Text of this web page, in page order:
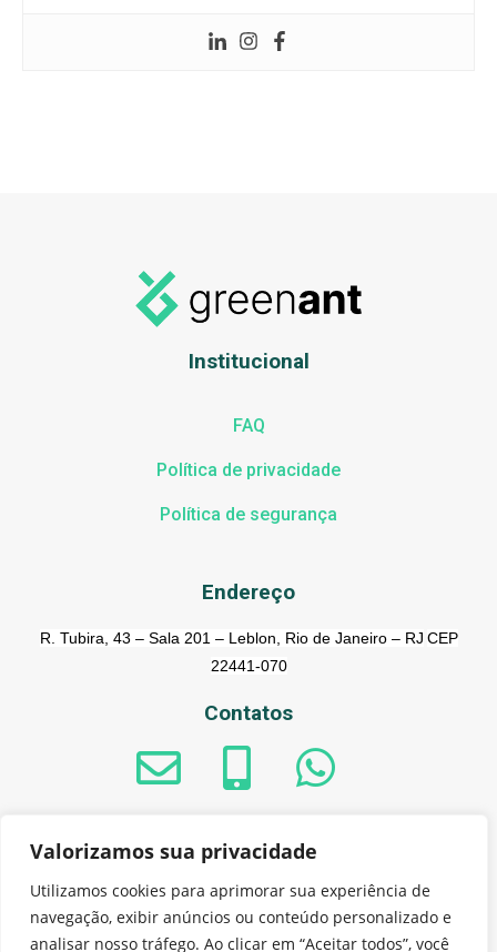
Valorizamos sua privacidade
Utilizamos cookies para aprimorar sua experiência de
navegação, exibir anúncios ou conteúdo personalizado e
analisar nosso tráfego. Ao clicar em “Aceitar todos”, você
Institucional
FAQ
Política de privacidade
Política de segurança
Endereço
R. Tubira, 43 – Sala 201 – Leblon, Rio de Janeiro – RJ CEP
22441-070
Contatos
© 2023 - GreenAnt do Brasil Sistemas de informação S.A. -
CNPJ: 21.855.107/0001-91